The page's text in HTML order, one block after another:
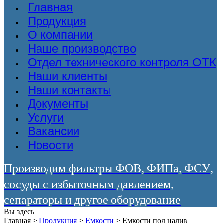
Главная
Продукция
О компании
Наше производство
Отдел технического контроля ОТК
Наши клиенты
Наши контакты
Документы
Услуги
Вакансии
Новости
Производим фильтры ФОВ, ФИПа, ФСУ,
сосуды с избыточным давлением,
сепараторы и другое оборудование
Вы здесь
Главная > Продукция > Емкости > Емкости под налив